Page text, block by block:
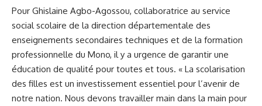
Pour Ghislaine Agbo-Agossou, collaboratrice au service
social scolaire de la direction départementale des
enseignements secondaires techniques et de la formation
professionnelle du Mono, il y a urgence de garantir une
éducation de qualité pour toutes et tous. « La scolarisation
des filles est un investissement essentiel pour l’avenir de
notre nation. Nous devons travailler main dans la main pour